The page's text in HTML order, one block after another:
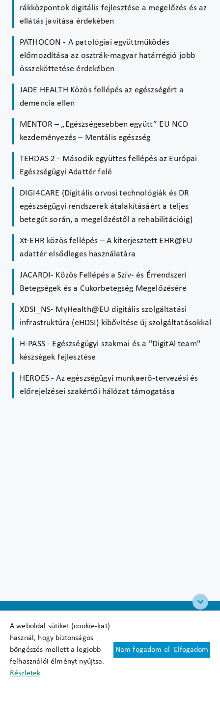
A weboldal sütiket (cookie-kat)
használ, hogy biztonságos
böngészés mellett a legjobb
felhasználói élményt nyújtsa.
Részletek
Nem fogadom el Elfogadom
rákközpontok digitális fejlesztése a megelőzés és az
ellátás javítása érdekében
PATHOCON - A patológiai együttműködés
előmozdítása az osztrák-magyar határrégió jobb
összeköttetése érdekében
JADE HEALTH Közös fellépés az egészségért a
demencia ellen
MENTOR – „Egészségesebben együtt” EU NCD
kezdeményezés – Mentális egészség
TEHDAS 2 - Második együttes fellépés az Európai
Egészségügyi Adattér felé
DIGI4CARE (Digitális orvosi technológiák és DR
egészségügyi rendszerek átalakításáért a teljes
betegút során, a megelőzéstől a rehabilitációig)
Xt-EHR közös fellépés – A kiterjesztett EHR@EU
adattér elsődleges használatára
JACARDI- Közös Fellépés a Szív- és Érrendszeri
Betegségek és a Cukorbetegség Megelőzésére
XDSI_NS- MyHealth@EU digitális szolgáltatási
infrastruktúra (eHDSI) kibővítése új szolgáltatásokkal
H-PASS - Egészségügyi szakmai és a "DigitAl team"
készségek fejlesztése
HEROES - Az egészségügyi munkaerő-tervezési és
előrejelzései szakértői hálózat támogatása
Felhasználási feltételek